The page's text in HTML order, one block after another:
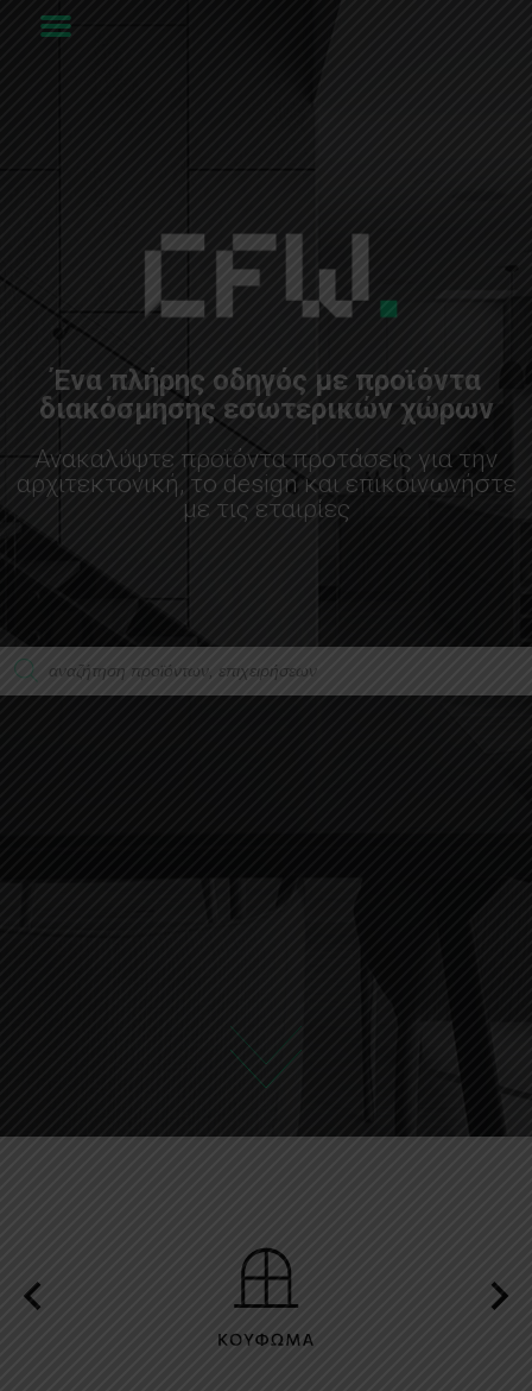
Ένα πλήρης οδηγός με προϊόντα
διακόσμησης εσωτερικών χώρων
Ανακαλύψτε προϊόντα προτάσεις για την
αρχιτεκτονική, το design και επικοινωνήστε
με τις εταιρίες